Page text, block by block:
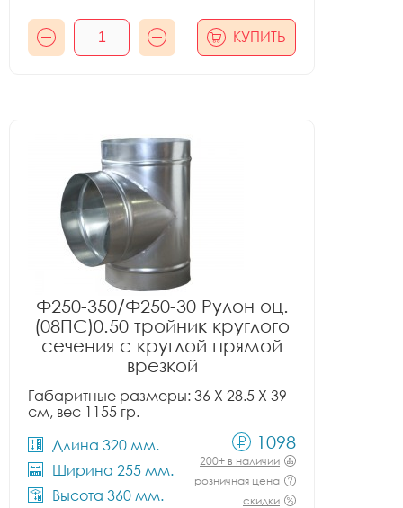
КУПИТЬ
Ф250-350/Ф250-30 Рулон оц.
(08ПС)0.50 тройник круглого
сечения с круглой прямой
врезкой
Габаритные размеры: 36 X 28.5 X 39
см, вес 1155 гр.
Длина 320 мм.
Ширина 255 мм.
Высота 360 мм.
1098
200+ в наличии
розничная цена
скидки